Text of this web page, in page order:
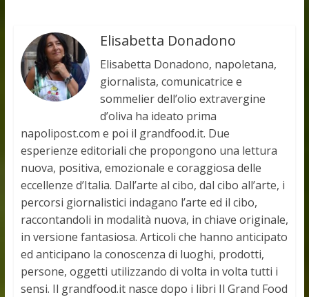
Elisabetta Donadono
Elisabetta Donadono, napoletana,
giornalista, comunicatrice e
sommelier dell’olio extravergine
d’oliva ha ideato prima
napolipost.com e poi il grandfood.it. Due
esperienze editoriali che propongono una lettura
nuova, positiva, emozionale e coraggiosa delle
eccellenze d’Italia. Dall’arte al cibo, dal cibo all’arte, i
percorsi giornalistici indagano l’arte ed il cibo,
raccontandoli in modalità nuova, in chiave originale,
in versione fantasiosa. Articoli che hanno anticipato
ed anticipano la conoscenza di luoghi, prodotti,
persone, oggetti utilizzando di volta in volta tutti i
sensi. Il grandfood.it nasce dopo i libri Il Grand Food